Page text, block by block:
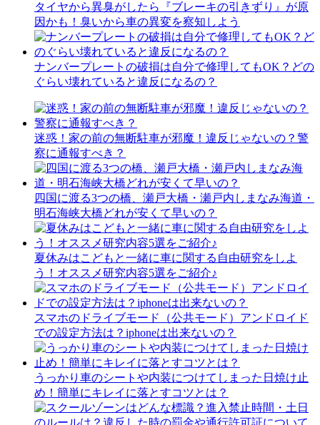
タイヤから異臭がしたら『ブレーキの引きずり』が原
因かも！臭いから車の異変を察知しよう
ナンバープレートの破損は自分で修理してもOK？どの
ぐらい壊れていると違反になるの？
迷惑！家の前の無断駐車が邪魔！違反じゃないの？警
察に通報すべき？
四国に渡る3つの橋、瀬戸大橋・瀬戸内しまなみ海道・
明石海峡大橋どれが安くて早いの？
夏休みはこどもと一緒に車に関する自由研究をしよ
う！オススメ研究内容5選をご紹介♪
スマホのドライブモード（公共モード）アンドロイド
での設定方法は？iphoneは出来ないの？
うっかり車のシートや内装につけてしまった日焼け止
め！簡単にキレイに落とすコツとは？